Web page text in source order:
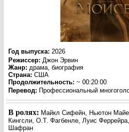
Год выпуска: 2026
Режиссер: Джон Эрвин
Жанр: драма, биография
Страна: США
Продолжительность: ~ 00:20:00
Перевод: Профессиональный
В ролях: Майкл Сифейн, Ньютон
Кингсли, О.Т. Фагбенле, Луис
Шафран